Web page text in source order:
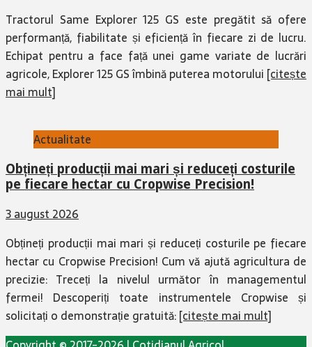
Tractorul Same Explorer 125 GS este pregătit să ofere
performanță, fiabilitate și eficiență în fiecare zi de lucru.
Echipat pentru a face față unei game variate de lucrări
agricole, Explorer 125 GS îmbină puterea motorului [citește
mai mult]
Actualitate
Obțineți producții mai mari și reduceți costurile
pe fiecare hectar cu Cropwise Precision!
3 august 2026
Obțineți producții mai mari și reduceți costurile pe fiecare
hectar cu Cropwise Precision! Cum vă ajută agricultura de
precizie: Treceți la nivelul următor în managementul
fermei! Descoperiți toate instrumentele Cropwise și
solicitați o demonstrație gratuită:[citește mai mult]